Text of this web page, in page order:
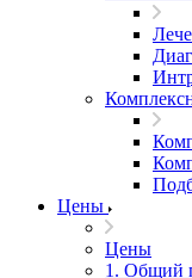
Цены
Цены
1. Общий